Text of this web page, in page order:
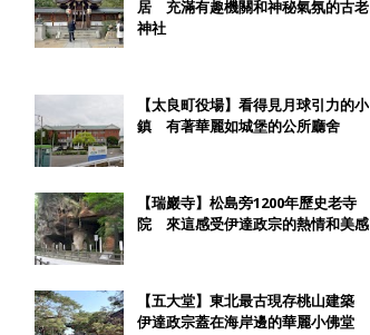
居 充滿有趣機關和神秘氣氛的古老
神社
【太良町役場】看得見月球引力的小
鎮 有著華麗如城堡的公所廳舍
【瑞巖寺】松島旁1200年歷史老寺
院 來這感受伊達政宗的熱情和美感
【五大堂】東北最古現存桃山建築
伊達政宗蓋在海岸邊的華麗小佛堂